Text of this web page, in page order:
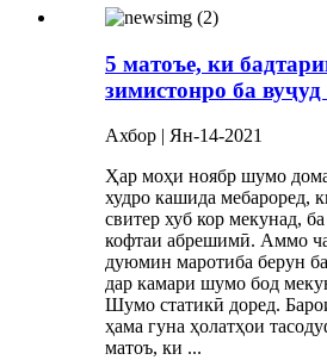
5 матоъе, ки
зимистонро ба
Ахбор | Ян-14-2021
Ҳар моҳи ноябр шумо
худро кашида мебароред,
свитер хуб кор мекунад,
кофтаи абрешимӣ. Аммо
дуюмин маротиба берун
дар камари шумо бод
Шумо статикӣ доред.
ҳама гуна ҳолатҳои
матоъ, ки ...